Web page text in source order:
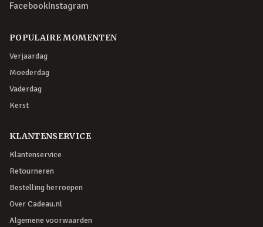
FacebookInstagram
POPULAIRE MOMENTEN
Verjaardag
Moederdag
Vaderdag
Kerst
KLANTENSERVICE
Klantenservice
Retourneren
Bestelling herroepen
Over Cadeau.nl
Algemene voorwaarden